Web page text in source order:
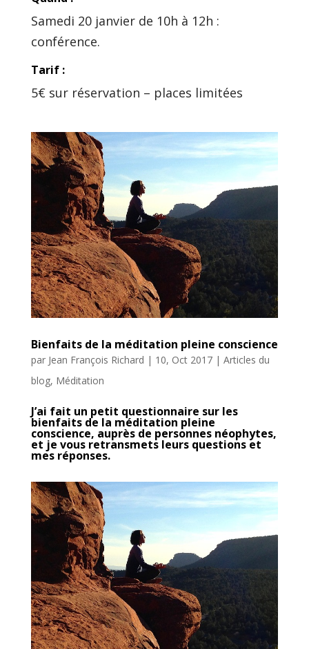
Samedi 20 janvier de 10h à 12h :
conférence.
Tarif :
5€ sur réservation – places limitées
Bienfaits de la méditation pleine conscience
par Jean François Richard | 10, Oct 2017| Articles du
blog, Méditation
J’ai fait un petit questionnaire sur les
bienfaits de la méditation pleine
conscience, auprès de personnes néophytes,
et je vous retransmets leurs questions et
mes réponses.